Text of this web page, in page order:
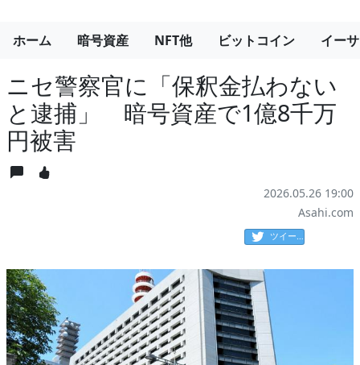
ホーム 暗号資産 NFT他 ビットコイン イー
ニセ警察官に「保釈金払わない
と逮捕」 暗号資産で1億8千万
円被害
2026.05.26 19:00
Asahi.com
ツイート